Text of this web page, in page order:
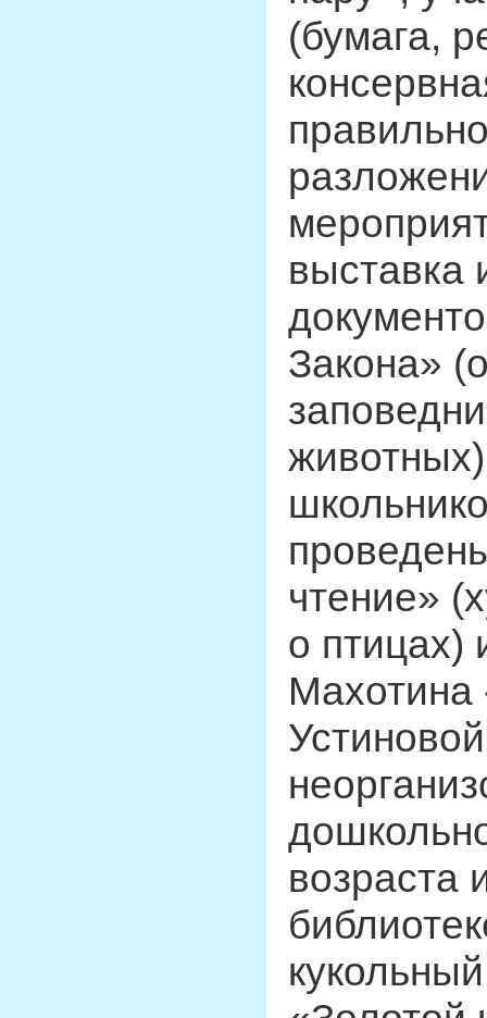
(бумага,
Закона»
чтение»
о птицах)
Махотина
возраста